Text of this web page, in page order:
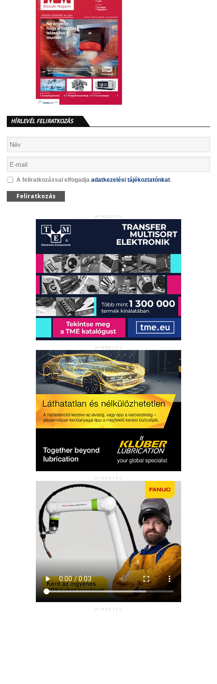
HÍRLEVÉL FELIRATKOZÁS
A feliratkozással elfogadja adatkezelési tájékoztatónkat.
Feliratkozás
HIRDETÉS
HIRDETÉS
HIRDETÉS
HIRDETÉS